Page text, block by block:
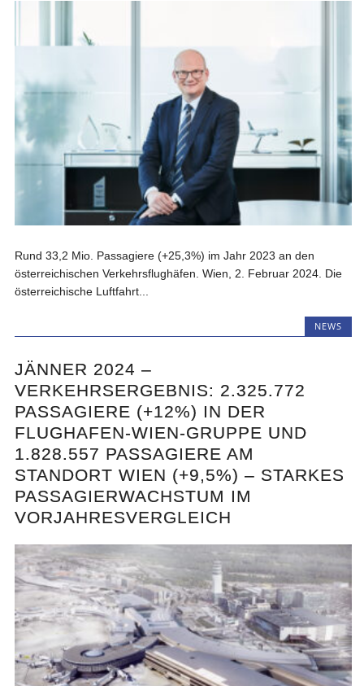
Rund 33,2 Mio. Passagiere (+25,3%) im Jahr 2023 an den
österreichischen Verkehrsflughäfen. Wien, 2. Februar 2024. Die
österreichische Luftfahrt...
NEWS
JÄNNER 2024 –
VERKEHRSERGEBNIS: 2.325.772
PASSAGIERE (+12%) IN DER
FLUGHAFEN-WIEN-GRUPPE UND
1.828.557 PASSAGIERE AM
STANDORT WIEN (+9,5%) – STARKES
PASSAGIERWACHSTUM IM
VORJAHRESVERGLEICH